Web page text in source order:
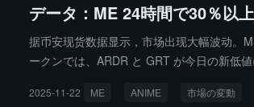
データ：ME 24時間で30％以
据币安现货数据显示，市场出现大幅波动。
ークンでは、ARDR と GRT が今日の新低
2025-11-22 ME ANIME 市場の変動